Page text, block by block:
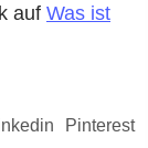
auf Was ist
Pinterest